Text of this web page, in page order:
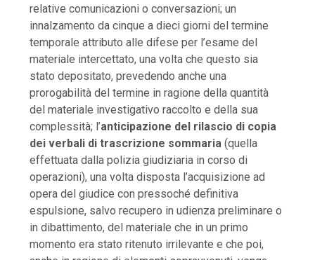
relative comunicazioni o conversazioni; un
innalzamento da cinque a dieci giorni del termine
temporale attributo alle difese per l’esame del
materiale intercettato, una volta che questo sia
stato depositato, prevedendo anche una
prorogabilità del termine in ragione della quantità
del materiale investigativo raccolto e della sua
complessità; l’anticipazione del rilascio di copia
dei verbali di trascrizione sommaria (quella
effettuata dalla polizia giudiziaria in corso di
operazioni), una volta disposta l’acquisizione ad
opera del giudice con pressoché definitiva
espulsione, salvo recupero in udienza preliminare o
in dibattimento, del materiale che in un primo
momento era stato ritenuto irrilevante e che poi,